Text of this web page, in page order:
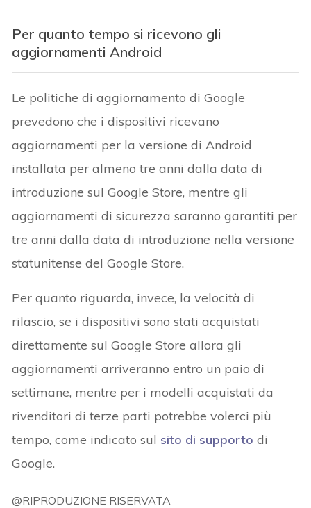
Per quanto tempo si ricevono gli
aggiornamenti Android
Le politiche di aggiornamento di Google
prevedono che i dispositivi ricevano
aggiornamenti per la versione di Android
installata per almeno tre anni dalla data di
introduzione sul Google Store, mentre gli
aggiornamenti di sicurezza saranno garantiti per
tre anni dalla data di introduzione nella versione
statunitense del Google Store.
Per quanto riguarda, invece, la velocità di
rilascio, se i dispositivi sono stati acquistati
direttamente sul Google Store allora gli
aggiornamenti arriveranno entro un paio di
settimane, mentre per i modelli acquistati da
rivenditori di terze parti potrebbe volerci più
tempo, come indicato sul sito di supporto di
Google.
@RIPRODUZIONE RISERVATA